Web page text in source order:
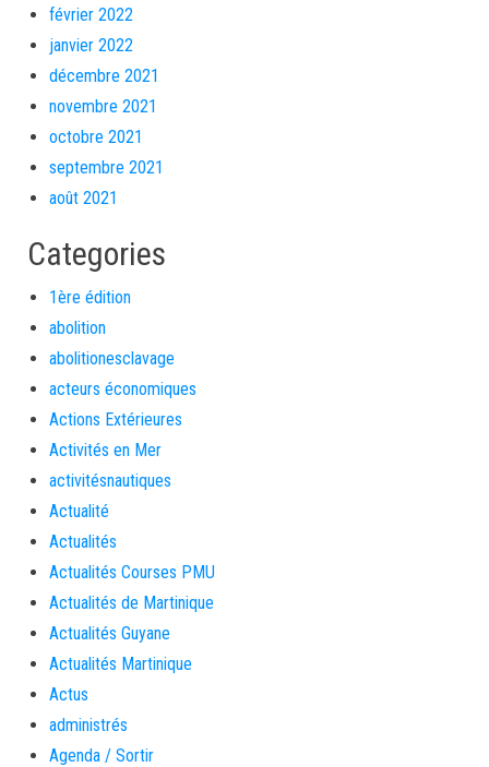
février 2022
janvier 2022
décembre 2021
novembre 2021
octobre 2021
septembre 2021
août 2021
Categories
1ère édition
abolition
abolitionesclavage
acteurs économiques
Actions Extérieures
Activités en Mer
activitésnautiques
Actualité
Actualités
Actualités Courses PMU
Actualités de Martinique
Actualités Guyane
Actualités Martinique
Actus
administrés
Agenda / Sortir